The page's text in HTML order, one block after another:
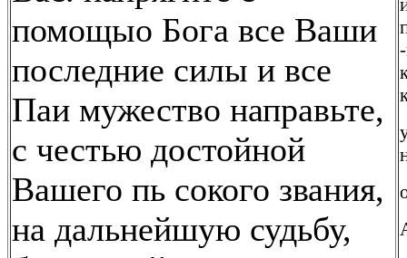
помощыо Бога все Ваши
последние силы и все
Паи мужество направьте,
с честью достойной
Вашего пь сокого звания,
на дальнейшую судьбу,